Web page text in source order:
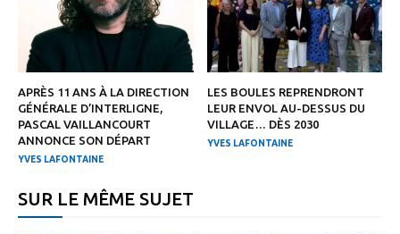
APRÈS 11 ANS À LA DIRECTION
GÉNÉRALE D’INTERLIGNE,
PASCAL VAILLANCOURT
ANNONCE SON DÉPART
YVES LAFONTAINE
LES BOULES REPRENDRONT
LEUR ENVOL AU-DESSUS DU
VILLAGE… DÈS 2030
YVES LAFONTAINE
SUR LE MÊME SUJET